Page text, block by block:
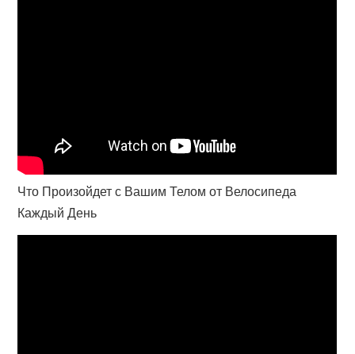
Что Произойдет с Вашим Телом от Велосипеда
Каждый День